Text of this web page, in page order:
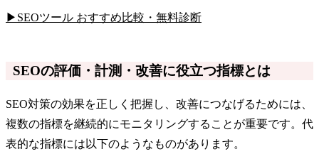
▶SEOツール おすすめ比較・無料診断
SEOの評価・計測・改善に役立つ指標とは
SEO対策の効果を正しく把握し、改善につなげるためには、
複数の指標を継続的にモニタリングすることが重要です。代
表的な指標には以下のようなものがあります。